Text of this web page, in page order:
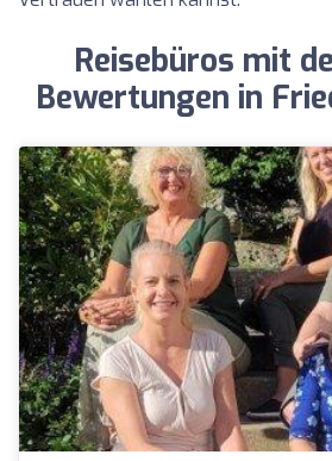
Reisebüros mit
Bewertungen in